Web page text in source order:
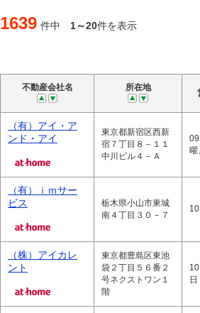
1639 件中 1～20件を表示
不動産会社名 所在地
（有）アイ・ア
ンド・アイ
東京都新宿区西新
宿７丁目８－１１
中川ビル４－Ａ
曜
（有）ｉｍサー
ビス
栃木県小山市東城
南４丁目３０－７
（株）アイカレ
ント
東京都豊島区東池
袋２丁目５６番２
号ネクストワン１
階
日